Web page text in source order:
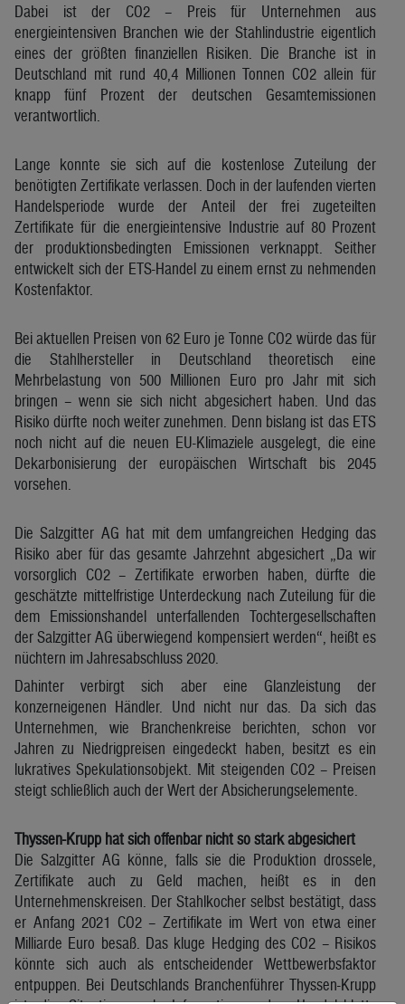
Dabei ist der CO2 – Preis für Unternehmen aus
energieintensiven Branchen wie der Stahlindustrie eigentlich
eines der größten finanziellen Risiken. Die Branche ist in
Deutschland mit rund 40,4 Millionen Tonnen CO2 allein für
knapp fünf Prozent der deutschen Gesamtemissionen
verantwortlich.
Lange konnte sie sich auf die kostenlose Zuteilung der
benötigten Zertifikate verlassen. Doch in der laufenden vierten
Handelsperiode wurde der Anteil der frei zugeteilten
Zertifikate für die energieintensive Industrie auf 80 Prozent
der produktionsbedingten Emissionen verknappt. Seither
entwickelt sich der ETS-Handel zu einem ernst zu nehmenden
Kostenfaktor.
Bei aktuellen Preisen von 62 Euro je Tonne CO2 würde das für
die Stahlhersteller in Deutschland theoretisch eine
Mehrbelastung von 500 Millionen Euro pro Jahr mit sich
bringen – wenn sie sich nicht abgesichert haben. Und das
Risiko dürfte noch weiter zunehmen. Denn bislang ist das ETS
noch nicht auf die neuen EU-Klimaziele ausgelegt, die eine
Dekarbonisierung der europäischen Wirtschaft bis 2045
vorsehen.
Die Salzgitter AG hat mit dem umfangreichen Hedging das
Risiko aber für das gesamte Jahrzehnt abgesichert „Da wir
vorsorglich CO2 – Zertifikate erworben haben, dürfte die
geschätzte mittelfristige Unterdeckung nach Zuteilung für die
dem Emissionshandel unterfallenden Tochtergesellschaften
der Salzgitter AG überwiegend kompensiert werden“, heißt es
nüchtern im Jahresabschluss 2020.
Dahinter verbirgt sich aber eine Glanzleistung der
konzerneigenen Händler. Und nicht nur das. Da sich das
Unternehmen, wie Branchenkreise berichten, schon vor
Jahren zu Niedrigpreisen eingedeckt haben, besitzt es ein
lukratives Spekulationsobjekt. Mit steigenden CO2 – Preisen
steigt schließlich auch der Wert der Absicherungselemente.
Thyssen-Krupp hat sich offenbar nicht so stark abgesichert
Die Salzgitter AG könne, falls sie die Produktion drossele,
Zertifikate auch zu Geld machen, heißt es in den
Unternehmenskreisen. Der Stahlkocher selbst bestätigt, dass
er Anfang 2021 CO2 – Zertifikate im Wert von etwa einer
Milliarde Euro besaß. Das kluge Hedging des CO2 – Risikos
könnte sich auch als entscheidender Wettbewerbsfaktor
entpuppen. Bei Deutschlands Branchenführer Thyssen-Krupp